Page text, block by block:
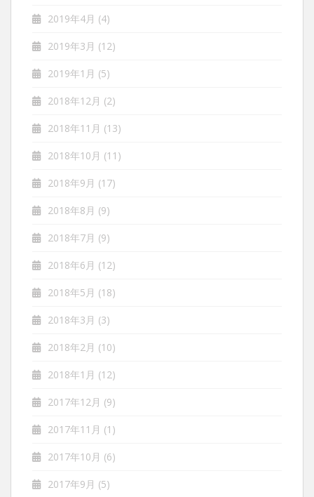
2019年4月 (4)
2019年3月 (12)
2019年1月 (5)
2018年12月 (2)
2018年11月 (13)
2018年10月 (11)
2018年9月 (17)
2018年8月 (9)
2018年7月 (9)
2018年6月 (12)
2018年5月 (18)
2018年3月 (3)
2018年2月 (10)
2018年1月 (12)
2017年12月 (9)
2017年11月 (1)
2017年10月 (6)
2017年9月 (5)